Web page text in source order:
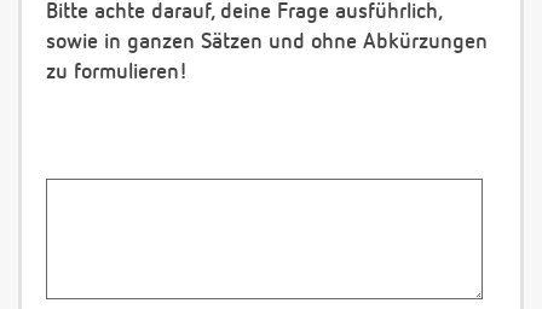
Bitte achte darauf, deine Frage ausführlich,
sowie in ganzen Sätzen und ohne Abkürzungen
zu formulieren!